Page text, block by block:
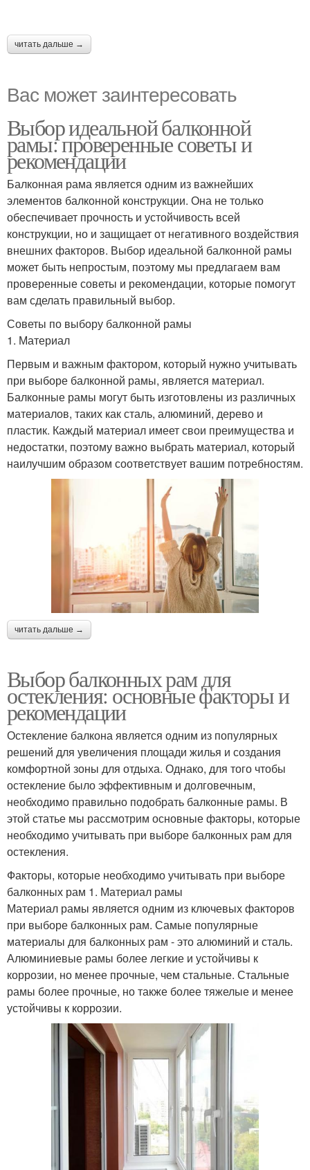
читать дальше →
Вас может заинтересовать
Выбор идеальной балконной
рамы: проверенные советы и
рекомендации
Балконная рама является одним из важнейших
элементов балконной конструкции. Она не только
обеспечивает прочность и устойчивость всей
конструкции, но и защищает от негативного воздействия
внешних факторов. Выбор идеальной балконной рамы
может быть непростым, поэтому мы предлагаем вам
проверенные советы и рекомендации, которые помогут
вам сделать правильный выбор.
Советы по выбору балконной рамы
1. Материал
Первым и важным фактором, который нужно учитывать
при выборе балконной рамы, является материал.
Балконные рамы могут быть изготовлены из различных
материалов, таких как сталь, алюминий, дерево и
пластик. Каждый материал имеет свои преимущества и
недостатки, поэтому важно выбрать материал, который
наилучшим образом соответствует вашим потребностям.
читать дальше →
Выбор балконных рам для
остекления: основные факторы и
рекомендации
Остекление балкона является одним из популярных
решений для увеличения площади жилья и создания
комфортной зоны для отдыха. Однако, для того чтобы
остекление было эффективным и долговечным,
необходимо правильно подобрать балконные рамы. В
этой статье мы рассмотрим основные факторы, которые
необходимо учитывать при выборе балконных рам для
остекления.
Факторы, которые необходимо учитывать при выборе
балконных рам 1. Материал рамы
Материал рамы является одним из ключевых факторов
при выборе балконных рам. Самые популярные
материалы для балконных рам - это алюминий и сталь.
Алюминиевые рамы более легкие и устойчивы к
коррозии, но менее прочные, чем стальные. Стальные
рамы более прочные, но также более тяжелые и менее
устойчивы к коррозии.